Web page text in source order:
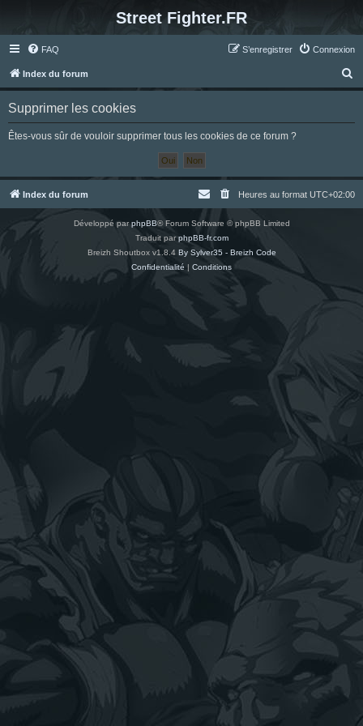
Street Fighter.FR
FAQ Connexion
S’enregistrer
Index du forum
e
h
Supprimer les cookies
Êtes-vous sûr de vouloir supprimer tous les cookies de ce forum ?
Index du forum Heures au format UTC+02:00
Développé parphpBB® Forum Software © phpBB Limited
Traduit parphpBB-fr.com
Breizh Shoutbox v1.8.4 By Sylver35 - Breizh Code
Confidentialité | Conditions